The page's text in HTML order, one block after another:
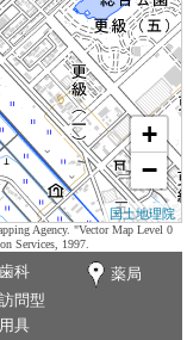
+
−
国土地理院
Agency. "Vector Map Level 0
Services, 1997.
歯科
薬局
訪問型
具